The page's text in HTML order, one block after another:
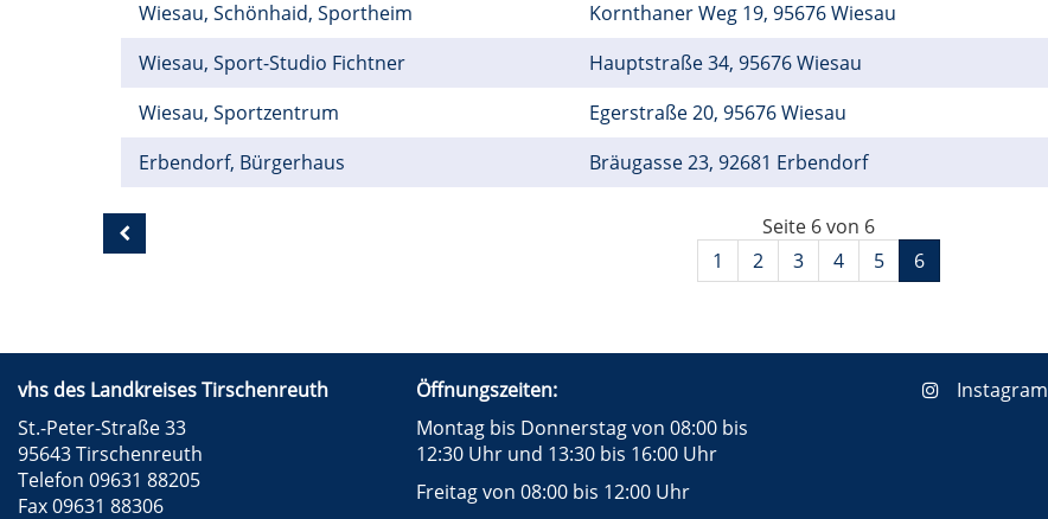
Wiesau, Schönhaid, Sportheim
Kornthaner Weg 19, 95676 Wiesau
Wiesau, Sport-Studio Fichtner
Hauptstraße 34, 95676 Wiesau
Wiesau, Sportzentrum
Egerstraße 20, 95676 Wiesau
Erbendorf, Bürgerhaus
Bräugasse 23, 92681 Erbendorf
Seite 6 von 6
1
2 3 4 5 6
vhs des Landkreises Tirschenreuth
St.-Peter-Straße 33
95643 Tirschenreuth
Telefon 09631 88205
Fax 09631 88306
Öffnungszeiten:
Montag bis Donnerstag von 08:00 bis
12:30 Uhr und 13:30 bis 16:00 Uhr
Freitag von 08:00 bis 12:00 Uhr
Instagram